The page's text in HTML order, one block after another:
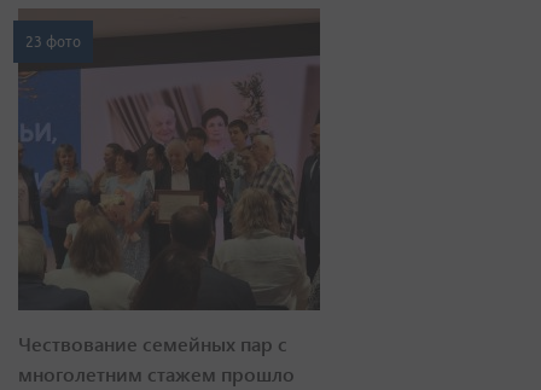
23 фото
Чествование семейных пар с
многолетним стажем прошло